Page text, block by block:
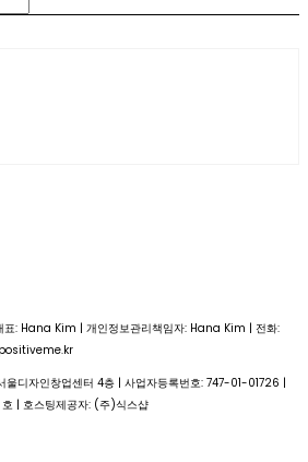
: Hana Kim | 개인정보관리책임자: Hana Kim | 전화:
디자인창업센터 4층 | 사업자등록번호: 747-01-01726 |
| 호스팅제공자: (주)식스샵